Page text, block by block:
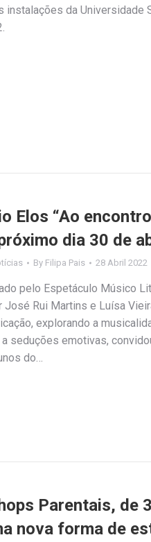
instalações da Universidade
Elos “Ao
dia 30 de
By Filipa Pais 28 Abril 2022
pelo Espetáculo Músico
Rui Martins e Luísa
explorando a
seduções emotivas,
do…
Parentais, de
nova forma de